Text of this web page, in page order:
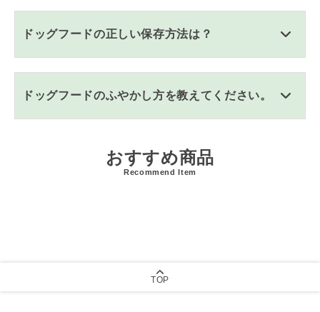
ドッグフードの正しい保存方法は？
ドッグフードのふやかし方を教えてください。
おすすめ商品
Recommend Item
TOP